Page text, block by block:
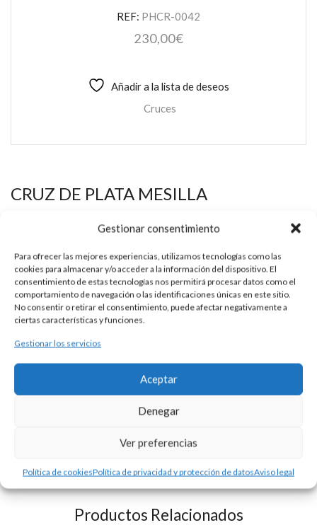
Gestionar consentimiento
Para ofrecer las mejores experiencias, utilizamos tecnologías como las
cookies para almacenar y/o acceder a la información del dispositivo. El
consentimiento de estas tecnologías nos permitirá procesar datos como el
comportamiento de navegación o las identificaciones únicas en este sitio.
No consentir o retirar el consentimiento, puede afectar negativamente a
ciertas características y funciones.
Gestionar los servicios
Aceptar
Denegar
Ver preferencias
Política de cookiesPolítica de privacidad y protección de datosAviso legal
REF: PHCR-0042
230,00€
Añadir a la lista de deseos
Cruces
CRUZ DE PLATA MESILLA
nuestros talleres de Madrid, España. Es por ello por lo que sus
características y precio pueden variar de una pieza a otra.
Para cualquier consulta contacte con nosotros.
DESCRIPCIÓN
Medidas aproximadas 13 x 8,80 cm.
Se puede personalizar con la tipografía que usted elija. Precio
Productos Relacionados